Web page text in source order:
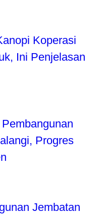
Koperasi
Ini Penjelasan
Progres
Jembatan